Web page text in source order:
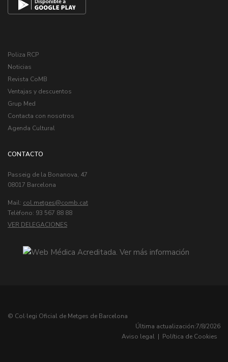
Poliza RCP
Noticias
Revista CoMB
Ventajas y descuentos
Grup Med
Contacta con nosotros
Agenda Cultural
CONTACTO
Passeig de la Bonanova, 47
08017 Barcelona
Mail: col.metges
Telèfono: 93 567 88 88
VER DELEGACIONES
© Col·legi Oficial de Metges de Barcelona
Última actualización:7/8/2026
Aviso legal | Política de Cookies